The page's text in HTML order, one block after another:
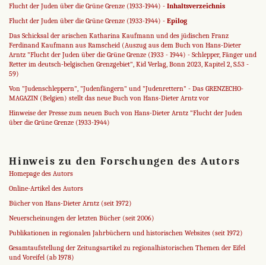
Flucht der Juden über die Grüne Grenze (1933-1944) - Inhaltsverzeichnis
Flucht der Juden über die Grüne Grenze (1933-1944) - Epilog
Das Schicksal der arischen Katharina Kaufmann und des jüdischen Franz
Ferdinand Kaufmann aus Ramscheid (Auszug aus dem Buch von Hans-Dieter
Arntz "Flucht der Juden über die Grüne Grenze (1933 - 1944) - Schlepper, Fänger und
Retter im deutsch-belgischen Grenzgebiet", Kid Verlag, Bonn 2023, Kapitel 2, S.53 -
59)
Von "Judenschleppern", "Judenfängern" und "Judenrettern" - Das GRENZECHO-
MAGAZIN (Belgien) stellt das neue Buch von Hans-Dieter Arntz vor
Hinweise der Presse zum neuen Buch von Hans-Dieter Arntz "Flucht der Juden
über die Grüne Grenze (1933-1944)
Hinweis zu den Forschungen des Autors
Homepage des Autors
Online-Artikel des Autors
Bücher von Hans-Dieter Arntz (seit 1972)
Neuerscheinungen der letzten Bücher (seit 2006)
Publikationen in regionalen Jahrbüchern und historischen Websites (seit 1972)
Gesamtaufstellung der Zeitungsartikel zu regionalhistorischen Themen der Eifel
und Voreifel (ab 1978)